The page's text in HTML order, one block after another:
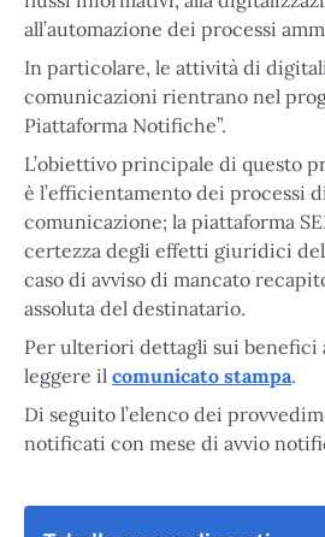
all’automazione dei processi
In particolare, le attività di
comunicazioni rientrano nel
Piattaforma Notifiche”.
L’obiettivo principale di questo
è l’efficientamento dei processi
comunicazione; la piattaforma
certezza degli effetti giuridici
caso di avviso di mancato
assoluta del destinatario.
Per ulteriori dettagli sui benefici
leggere il comunicato stampa.
Di seguito l’elenco dei
notificati con mese di avvio